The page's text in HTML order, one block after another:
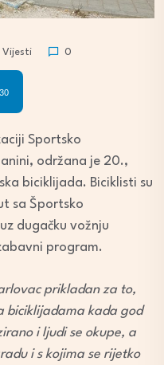
Vijesti 0
Sportsko
održana je 20.,
biciklijada. Biciklisti su
sa Športsko
dugačku vožnju
program.
prikladan za to,
biciklijadama kada god
i ljudi se okupe, a
i s kojima se rijetko